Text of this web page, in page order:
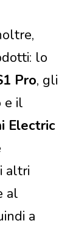
lo
Pro, gli
e il
Electric
altri
al
a